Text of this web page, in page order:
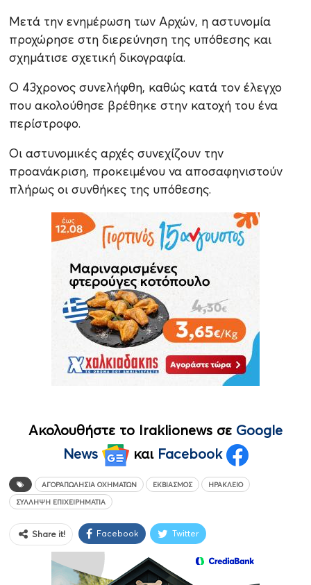
Μετά την ενημέρωση των Αρχών, η αστυνομία
προχώρησε στη διερεύνηση της υπόθεσης και
σχημάτισε σχετική δικογραφία.
Ο 43χρονος συνελήφθη, καθώς κατά τον έλεγχο
που ακολούθησε βρέθηκε στην κατοχή του ένα
περίστροφο.
Οι αστυνομικές αρχές συνεχίζουν την
προανάκριση, προκειμένου να αποσαφηνιστούν
πλήρως οι συνθήκες της υπόθεσης.
Ακολουθήστε το Iraklionews σε Google
News
και Facebook
ΑΓΟΡΑΠΩΛΗΣΊΑ ΟΧΗΜΆΤΩΝ ΕΚΒΙΑΣΜΌΣ ΗΡΆΚΛΕΙΟ
ΣΎΛΛΗΨΗ ΕΠΙΧΕΙΡΗΜΑΤΊΑ
Share it! Facebook Twitter